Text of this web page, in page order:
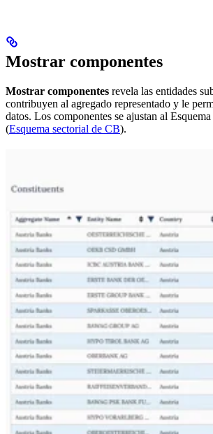
Mostrar componentes
Mostrar componentes revela las entidades
contribuyen al agregado representado y le
datos. Los componentes se ajustan al
(Esquema sectorial de CB).